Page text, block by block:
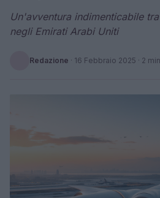
Un'avventura indimenticabile
negli Emirati Arabi Uniti
Redazione · 16 Febbraio 2025 · 2 min